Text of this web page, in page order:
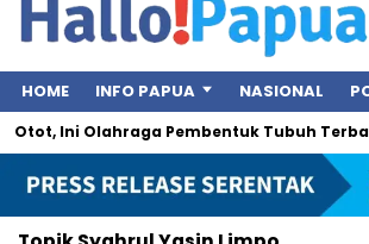
HOME INFO PAPUA NASIONAL
Ini Olahraga Pembentuk Tubuh Terbaik